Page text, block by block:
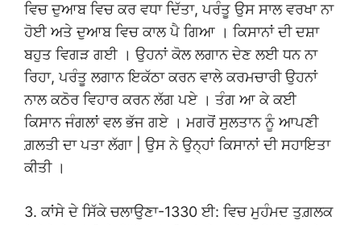
ਵਿਚ ਦੁਆਬ ਵਿਚ ਕਰ ਵਧਾ ਦਿੱਤਾ, ਪਰੰਤੂ ਉਸ ਸਾਲ ਵਰਖਾ ਨਾ
ਹੋਈ ਅਤੇ ਦੁਆਬ ਵਿਚ ਕਾਲ ਪੈ ਗਿਆ । ਕਿਸਾਨਾਂ ਦੀ ਦਸ਼ਾ
ਬਹੁਤ ਵਿਗੜ ਗਈ । ਉਹਨਾਂ ਕੋਲ ਲਗਾਨ ਦੇਣ ਲਈ ਧਨ ਨਾ
ਰਿਹਾ, ਪਰੰਤੂ ਲਗਾਨ ਇਕੱਠਾ ਕਰਨ ਵਾਲੇ ਕਰਮਚਾਰੀ ਉਹਨਾਂ
ਨਾਲ ਕਠੋਰ ਵਿਹਾਰ ਕਰਨ ਲੱਗ ਪਏ । ਤੰਗ ਆ ਕੇ ਕਈ
ਕਿਸਾਨ ਜੰਗਲਾਂ ਵਲ ਭੱਜ ਗਏ । ਮਗਰੋਂ ਸੁਲਤਾਨ ਨੂੰ ਆਪਣੀ
ਗ਼ਲਤੀ ਦਾ ਪਤਾ ਲੱਗਾ | ਉਸ ਨੇ ਉਨ੍ਹਾਂ ਕਿਸਾਨਾਂ ਦੀ ਸਹਾਇਤਾ
ਕੀਤੀ ।
3. ਕਾਂਸੇ ਦੇ ਸਿੱਕੇ ਚਲਾਉਣਾ-1330 ਈ: ਵਿਚ ਮੁਹੰਮਦ ਤੁਗ਼ਲਕ